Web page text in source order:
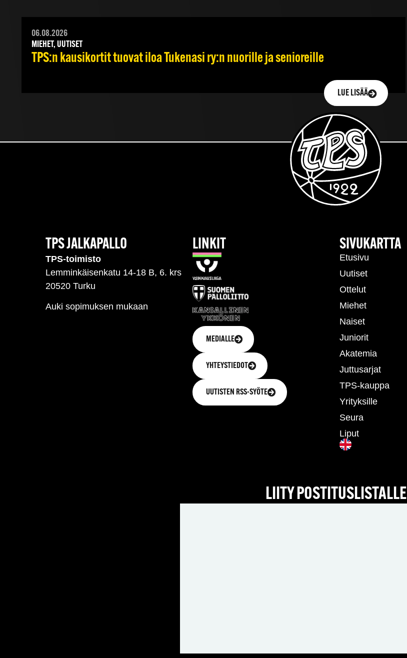
06.08.2026
MIEHET, UUTISET
TPS:n kausikortit tuovat iloa Tukenasi ry:n nuorille ja senioreille
LUE LISÄÄ
TPS JALKAPALLO
TPS-toimisto
Lemminkäisenkatu 14-18 B, 6. krs
20520 Turku
Auki sopimuksen mukaan
LINKIT
MEDIALLE
YHTEYSTIEDOT
UUTISTEN RSS-SYÖTE
SIVUKARTTA
Etusivu
Uutiset
Ottelut
Miehet
Naiset
Juniorit
Akatemia
Juttusarjat
TPS-kauppa
Yrityksille
Seura
Liput
LIITY POSTITUSLISTALLE